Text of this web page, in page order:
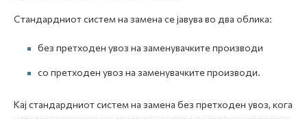
Стандардниот систем на замена се јавува во два облика:
без претходен увоз на заменувачките производи
со претходен увоз на заменувачките производи.
Кај стандардниот систем на замена без претходен увоз, кога